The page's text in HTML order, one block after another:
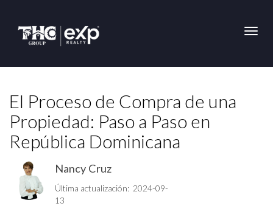
El Proceso de Compra de una
Propiedad: Paso a Paso en
República Dominicana
Nancy Cruz
Última actualización: 2024-09-
13